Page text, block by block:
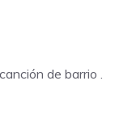
de barrio .